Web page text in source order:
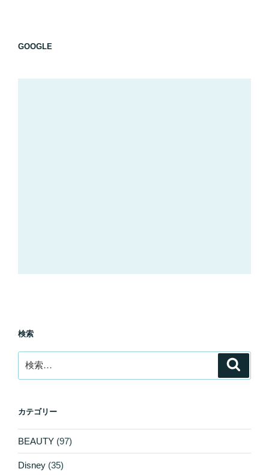
GOOGLE
検索
索:
カテゴリー
BEAUTY (97)
Disney (35)